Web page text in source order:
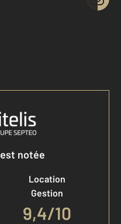
compte
notée
Location
Gestion
9,4/10